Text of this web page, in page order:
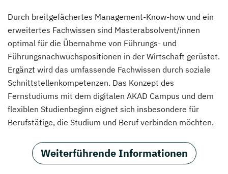
Durch breitgefächertes Management-Know-how und ein
erweitertes Fachwissen sind Masterabsolvent/innen
optimal für die Übernahme von Führungs- und
Führungsnachwuchspositionen in der Wirtschaft gerüstet.
Ergänzt wird das umfassende Fachwissen durch soziale
Schnittstellenkompetenzen. Das Konzept des
Fernstudiums mit dem digitalen AKAD Campus und dem
flexiblen Studienbeginn eignet sich insbesondere für
Berufstätige, die Studium und Beruf verbinden möchten.
Weiterführende Informationen